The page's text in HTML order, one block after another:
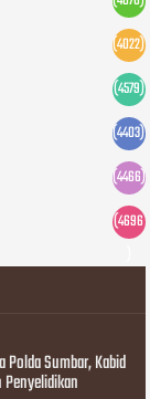
(4022)
(4579)
(4403)
(4466)
(4696
Sumbar, Kabid
Penyelidikan